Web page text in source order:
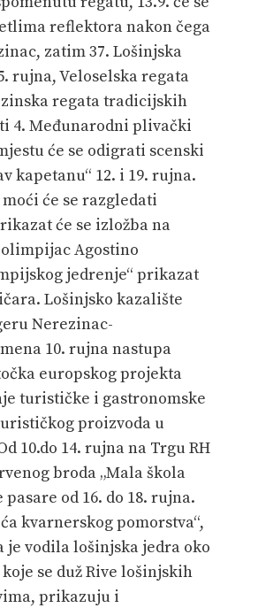
reflektora nakon čega
zatim 37. Lošinjska
rujna, Veloselska regata
regata tradicijskih
4. Međunarodni plivački
će se odigrati scenski
kapetanu“ 12. i 19. rujna.
će se razgledati
će se izložba na
Agostino
jedrenje“ prikazat
Lošinjsko kazalište
Nerezinac-
10. rujna nastupa
europskog projekta
turističke i gastronomske
proizvoda u
10.do 14. rujna na Trgu RH
broda „Mala škola
od 16. do 18. rujna.
kvarnerskog pomorstva“,
je vodila lošinjska jedra oko
se duž Rive lošinjskih
prikazuju i